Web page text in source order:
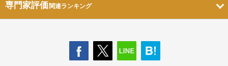
専門家評価関連ランキング